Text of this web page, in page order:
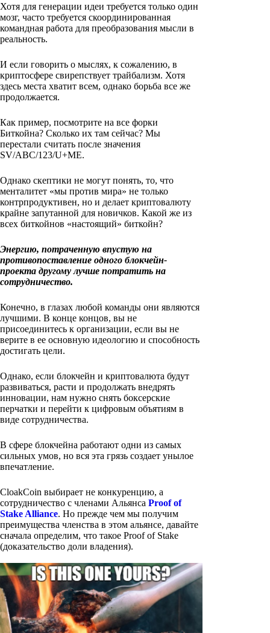
Хотя для генерации идеи требуется только один
мозг, часто требуется скоординированная
командная работа для преобразования мысли в
реальность.
И если говорить о мыслях, к сожалению, в
криптосфере свирепствует трайбализм. Хотя
здесь места хватит всем, однако борьба все же
продолжается.
Как пример, посмотрите на все форки
Биткойна? Сколько их там сейчас? Мы
перестали считать после значения
SV/ABC/123/U+ME.
Однако скептики не могут понять, то, что
менталитет «мы против мира» не только
контрпродуктивен, но и делает криптовалюту
крайне запутанной для новичков. Какой же из
всех биткойнов «настоящий» биткойн?
Энергию, потраченную впустую на
противопоставление одного блокчейн-
проекта другому лучше потратить на
сотрудничество.
Конечно, в глазах любой команды они являются
лучшими. В конце концов, вы не
присоединитесь к организации, если вы не
верите в ее основную идеологию и способность
достигать цели.
Однако, если блокчейн и криптовалюта будут
развиваться, расти и продолжать внедрять
инновации, нам нужно снять боксерские
перчатки и перейти к цифровым объятиям в
виде сотрудничества.
В сфере блокчейна работают одни из самых
сильных умов, но вся эта грязь создает унылое
впечатление.
CloakCoin выбирает не конкуренцию, а
сотрудничество с членами Альянса Proof of
Stake Alliance. Но прежде чем мы получим
преимущества членства в этом альянсе, давайте
сначала определим, что такое Proof of Stake
(доказательство доли владения).